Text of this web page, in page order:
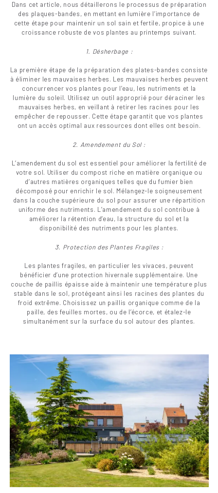
Dans cet article, nous détaillerons le processus de préparation
des plaques-bandes, en mettant en lumière l’importance de
cette étape pour maintenir un sol sain et fertile, propice à une
croissance robuste de vos plantes au printemps suivant.
1. Désherbage :
La première étape de la préparation des plates-bandes consiste
à éliminer les mauvaises herbes. Les mauvaises herbes peuvent
concurrencer vos plantes pour l’eau, les nutriments et la
lumière du soleil. Utilisez un outil approprié pour déraciner les
mauvaises herbes, en veillant à retirer les racines pour les
empêcher de repousser. Cette étape garantit que vos plantes
ont un accès optimal aux ressources dont elles ont besoin.
2. Amendement du Sol :
L’amendement du sol est essentiel pour améliorer la fertilité de
votre sol. Utiliser du compost riche en matière organique ou
d’autres matières organiques telles que du fumier bien
décomposé pour enrichir le sol. Mélangez-le soigneusement
dans la couche supérieure du sol pour assurer une répartition
uniforme des nutriments. L’amendement du sol contribue à
améliorer la rétention d’eau, la structure du sol et la
disponibilité des nutriments pour les plantes.
3. Protection des Plantes Fragiles :
Les plantes fragiles, en particulier les vivaces, peuvent
bénéficier d’une protection hivernale supplémentaire. Une
couche de paillis épaisse aide à maintenir une température plus
stable dans le sol, protégeant ainsi les racines des plantes du
froid extrême. Choisissez un paillis organique comme de la
paille, des feuilles mortes, ou de l’écorce, et étalez-le
simultanément sur la surface du sol autour des plantes.